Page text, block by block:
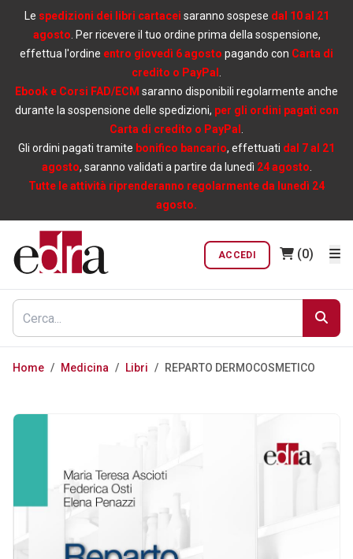
Le spedizioni dei libri cartacei saranno sospese dal 10 al 21
agosto . Per ricevere il tuo ordine prima della sospensione,
effettua l'ordine entro giovedì 6 agosto pagando con Carta di
credito o PayPal
Ebook e Corsi FAD/ECM saranno disponibili regolarmente anche
durante la sospensione delle spedizioni, per gli ordini pagati con
Carta di credito o PayPal
Gli ordini pagati tramite bonifico bancario, effettuati dal 7 al 21
agosto, saranno validati a partire da lunedì 24 agosto
Tutte le attività riprenderanno regolarmente da lunedì 24
agosto.
ACCEDI (0)
Home / Medicina / Libri / REPARTO DERMOCOSMETICO